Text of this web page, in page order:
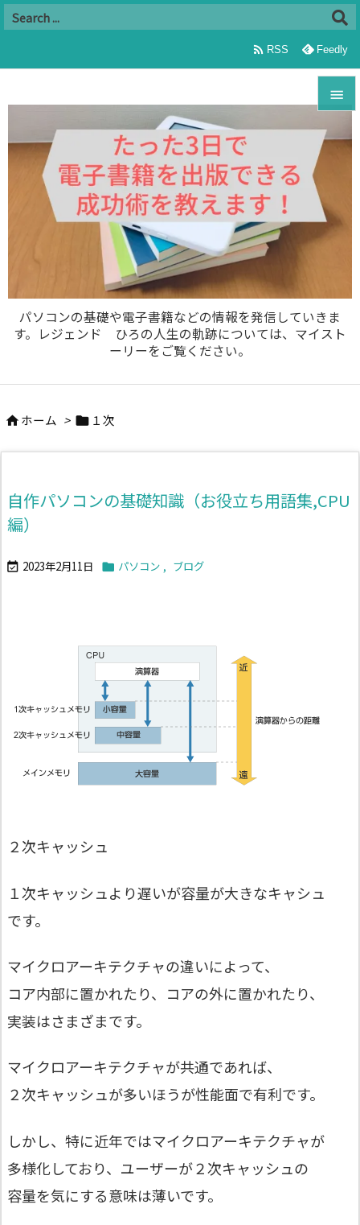
パソコンの基礎や電子書籍などの情報を発信していきま
す。レジェンド ひろの人生の軌跡については、マイスト
ーリーをご覧ください。


メニュ

前へ

検索
 RSS Feedly
 ホーム >  １次
自作パソコンの基礎知識（お役立ち用語集,CPU
編）
 2023年2月11日  パソコン , ブログ
２次キャッシュ
１次キャッシュより遅いが容量が大きなキャシュ
です。
マイクロアーキテクチャの違いによって、
コア内部に置かれたり、コアの外に置かれたり、
実装はさまざまです。
マイクロアーキテクチャが共通であれば、
２次キャッシュが多いほうが性能面で有利です。
しかし、特に近年ではマイクロアーキテクチャが
多様化しており、ユーザーが２次キャッシュの
容量を気にする意味は薄いです。